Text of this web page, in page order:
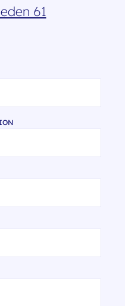
61